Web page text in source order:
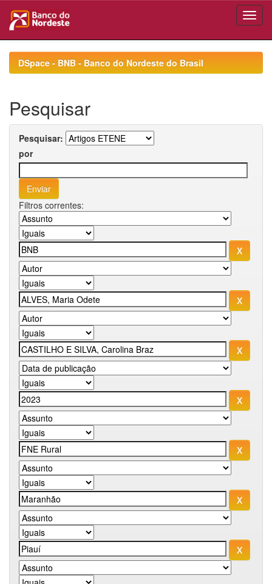
navigationDSpace - BNB - Banco do Nordeste do Brasil
Pesquisar
Pesquisar:
por
Filtros correntes: